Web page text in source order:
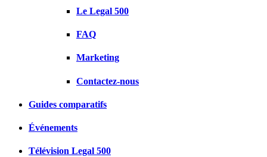
Le Legal 500
FAQ
Marketing
Contactez-nous
Guides comparatifs
Événements
Télévision Legal 500